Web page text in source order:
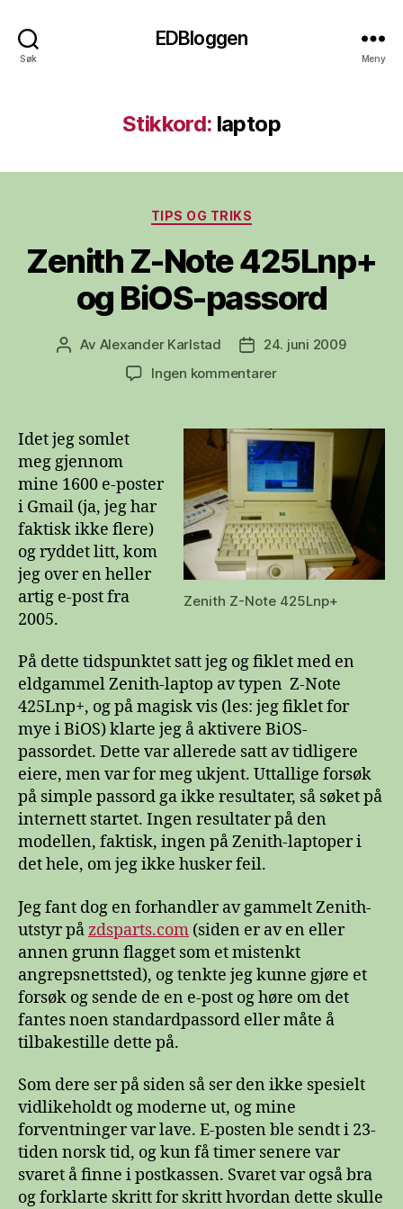
Søk
EDBloggen
Meny
Stikkord: laptop
Kategorier
TIPS OG TRIKS
Zenith Z-Note 425Lnp+
og BiOS-passord
Innleggsforfatter
Av Alexander Karlstad Publiseringsdato
24. juni 2009
Ingen kommentarertil
Note
425Lnp+
og
BiOS-
passord
Zenith Z-Note 425Lnp+
Idet jeg somlet
meg gjennom
mine 1600 e-poster
i Gmail (ja, jeg har
faktisk ikke flere)
og ryddet litt, kom
jeg over en heller
artig e-post fra
2005.
På dette tidspunktet satt jeg og fiklet med en
eldgammel Zenith-laptop av typen Z-Note
425Lnp+, og på magisk vis (les: jeg fiklet for
mye i BiOS) klarte jeg å aktivere BiOS-
passordet. Dette var allerede satt av tidligere
eiere, men var for meg ukjent. Uttallige forsøk
på simple passord ga ikke resultater, så søket på
internett startet. Ingen resultater på den
modellen, faktisk, ingen på Zenith-laptoper i
det hele, om jeg ikke husker feil.
Jeg fant dog en forhandler av gammelt Zenith-
utstyr påzdsparts.com (siden er av en eller
annen grunn flagget som et mistenkt
angrepsnettsted), og tenkte jeg kunne gjøre et
forsøk og sende de en e-post og høre om det
fantes noen standardpassord eller måte å
tilbakestille dette på.
Som dere ser på siden så ser den ikke spesielt
vidlikeholdt og moderne ut, og mine
forventninger var lave. E-posten ble sendt i 23-
tiden norsk tid, og kun få timer senere var
svaret å finne i postkassen. Svaret var også bra
og forklarte skritt for skritt hvordan dette skulle